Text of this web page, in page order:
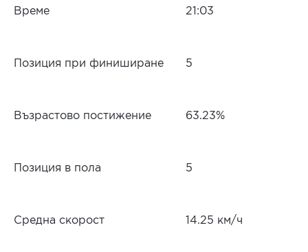
Време 21:03
Позиция при финиширане 5
Възрастово постижение 63.23%
Позиция в пола 5
Средна скорост 14.25 км/ч